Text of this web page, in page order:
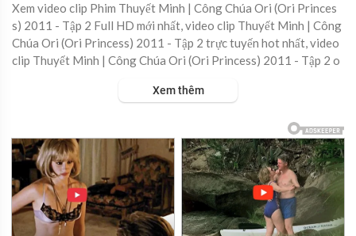
Xem video clip Phim Thuyết Minh | Công Chúa Ori (Ori Princes
s) 2011 - Tập 2 Full HD mới nhất, video clip Thuyết Minh | Công
Chúa Ori (Ori Princess) 2011 - Tập 2 trực tuyến hot nhất, video
clip Thuyết Minh | Công Chúa Ori (Ori Princess) 2011 - Tập 2 o
Xem thêm